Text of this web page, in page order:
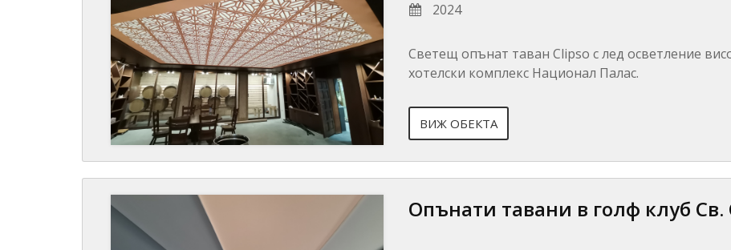
2024
Светещ опънат таван Clipso с лед осветление
хотелски комплекс Национал Палас.
ВИЖ ОБЕКТА
Опънати тавани в голф клуб